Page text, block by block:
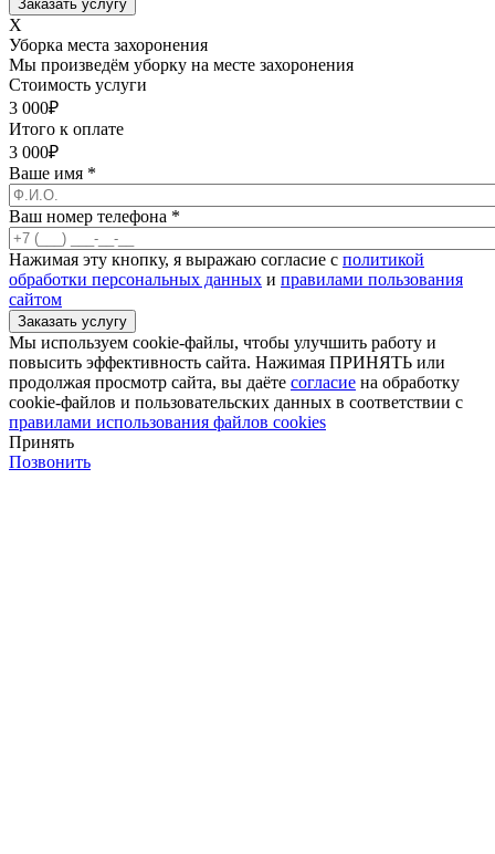
X
Уборка места захоронения
Мы произведём уборку на месте захоронения
Стоимость услуги
3 000₽
Итого к оплате
3 000₽
Ваше имя *
Ваш номер телефона *
Нажимая эту кнопку, я выражаю согласие с политикой
обработки персональных данных и правилами пользования
сайтом
Мы используем cookie-файлы, чтобы улучшить работу и
повысить эффективность сайта. Нажимая ПРИНЯТЬ или
продолжая просмотр сайта, вы даёте согласие на обработку
cookie-файлов и пользовательских данных в соответствии с
правилами использования файлов cookies
Принять
Позвонить